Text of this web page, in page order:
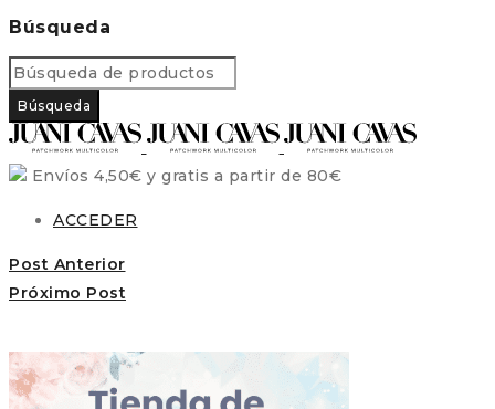
Búsqueda
Envíos 4,50€ y gratis a partir de 80€
ACCEDER
Post Anterior
Próximo Post